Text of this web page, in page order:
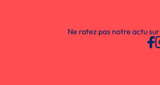
Ne ratez pas notre actu